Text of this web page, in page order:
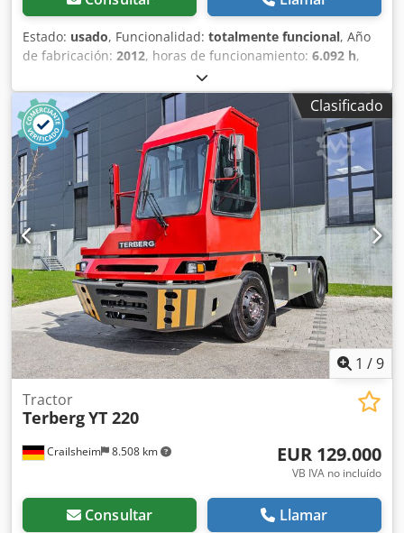
Estado: usado, Funcionalidad: totalmente funcional, Año
de fabricación: 2012, horas de funcionamiento: 6.092 h,
eléctrico, tipo de accionamiento:
Elektro, fuerza de tracción con carga:7.000 N, Tractor
Transmisión: Automática Estado: Listo para usar y
totalmente funcional Estado técnico: Bueno Tipo de
neumáticos delanteros: Superelásticos Djdpfx Aezr
Slmehgeck Estado de los neumáticos delanteros: 80 - 100%
Tipo de neumáticos traseros: Superelásticos Estado de los
neumáticos traseros: 80 - 100% Voltaje de batería: 48V
Descripción: El precio incluye una nueva inspección de
seguridad (UVV) y nueva pintura, la batería será
regenerada con Power Cycler. Se puede adquirir una
batería nueva o seminueva reacondicionada por un coste
adicional. Organizamos el transporte a bajo coste. Somos
socios oficiales de Jungheinrich Alemania. Faros de trabajo
traseros, faros de trabajo delanteros, cabina parcial,
conforme a la normativa viaria alemana (StVZO).
Clasificado
1 /9
Crailsheim 8.508 km
Tractor
TerbergYT 220
EUR 129.000
VB IVA no incluído
Consultar Llamar